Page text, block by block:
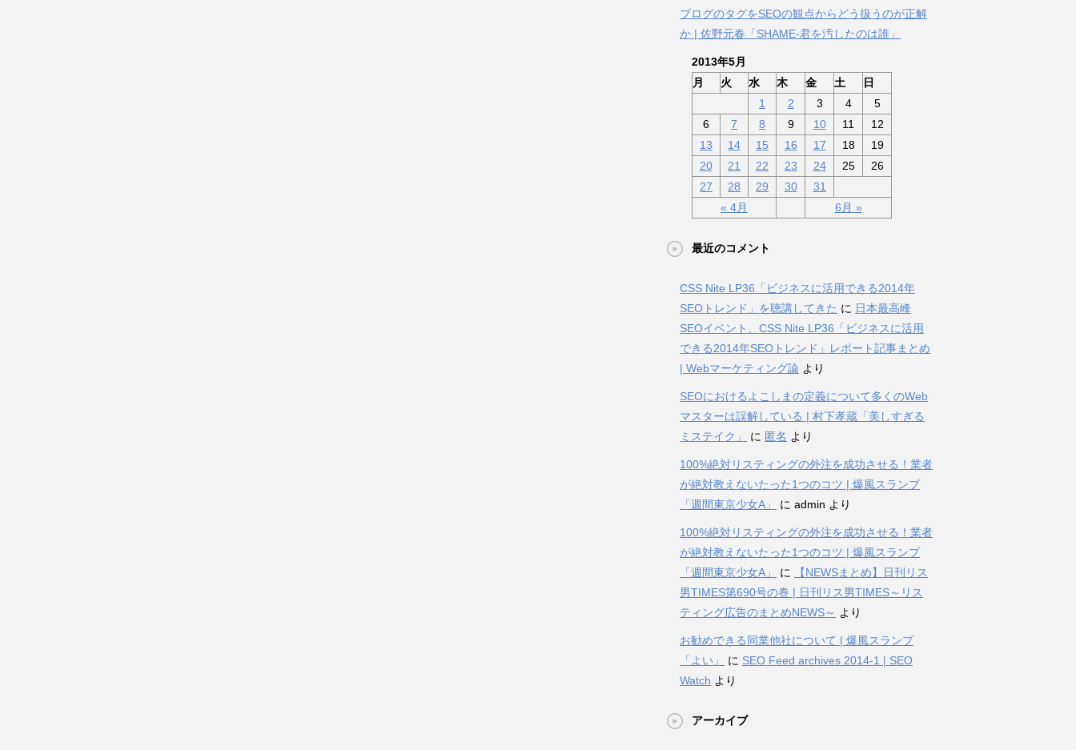
ブログのタグをSEOの観点からどう扱うのが正解
か | 佐野元春「SHAME-君を汚したのは誰」
2013年5月
月
火 水 木 金 土 日
« 4月 6月 »
1 2 3 4
5
6
7 8 9 10 11
12
13
14 15 16 17 18
19
20
21 22 23 24 25
26
27
28 29 30 31
最近のコメント
CSS Nite LP36「ビジネスに活用できる2014年
SEOトレンド」を聴講してきた に 日本最高峰
SEOイベント、CSS Nite LP36「ビジネスに活用
できる2014年SEOトレンド」レポート記事まとめ
| Webマーケティング論 より
SEOにおけるよこしまの定義について多くのWeb
マスターは誤解している | 村下孝蔵「美しすぎる
ミステイク」
に 匿名 より
100%絶対リスティングの外注を成功させる！業者
が絶対教えないたった1つのコツ | 爆風スランプ
「週間東京少女A」
に admin より
100%絶対リスティングの外注を成功させる！業者
が絶対教えないたった1つのコツ | 爆風スランプ
「週間東京少女A」
に
【NEWSまとめ】日刊リス
男TIMES第690号の巻 | 日刊リス男TIMES～リス
ティング広告のまとめNEWS～ より
お勧めできる同業他社について | 爆風スランプ
「よい」
に SEO Feed archives 2014-1 | SEO
Watch より
アーカイブ